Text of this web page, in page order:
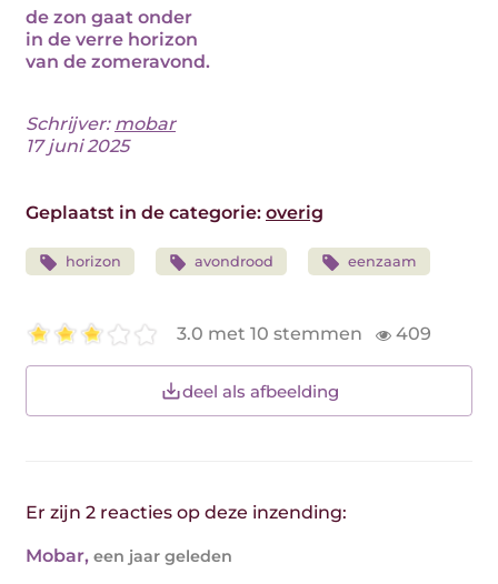
de zon gaat onder
in de verre horizon
van de zomeravond.
Schrijver: mobar
17 juni 2025
Geplaatst in de categorie: overig
horizon avondrood eenzaam
3.0 met 10 stemmen 409
deel als afbeelding
Er zijn 2 reacties op deze inzending:
Mobar, een jaar geleden